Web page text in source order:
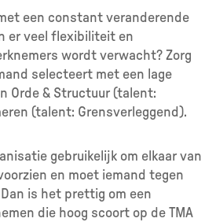
een constant veranderende
er veel flexibiliteit en
wordt verwacht? Zorg
selecteert met een lage
Orde & Structuur (talent:
(talent: Grensverleggend).
gebruikelijk om elkaar van
en moet iemand tegen
is het prettig om een
die hoog scoort op de TMA